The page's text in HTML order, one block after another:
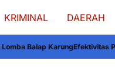
KRIMINAL DAERAH
Pengawasan Polsek